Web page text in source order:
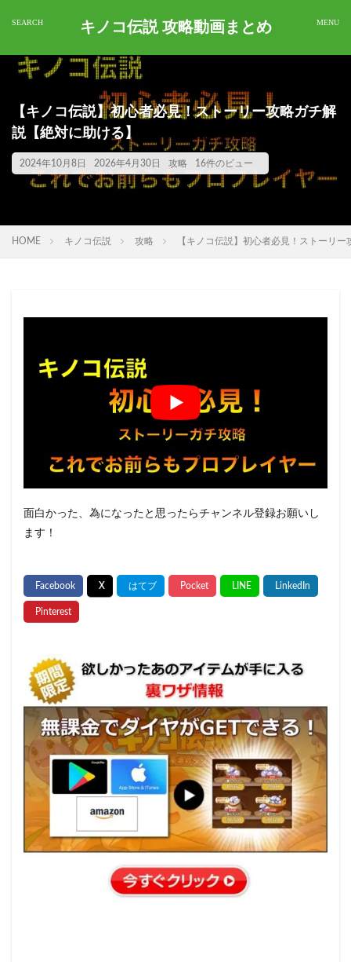
キノコ伝説 攻略動画まとめ
【キノコ伝説】初心者必見！ストーリー攻略ガチ解
説【絶対に助ける】
2024年10月8日 2026年4月30日 攻略 16件のビュー
HOME キノコ伝説 攻略 【キノコ伝説】初心者必見！ストーリ
面白かった、為になったと思ったらチャンネル登録お願いし
ます！